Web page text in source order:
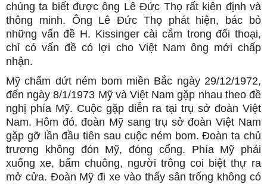
chúng ta biết được ông Lê Đức Thọ rất kiên định và
thông minh. Ông Lê Đức Thọ phát hiện, bác bỏ
những vấn đề H. Kissinger cài cắm trong đối thoại,
chỉ có vấn đề có lợi cho Việt Nam ông mới chấp
nhận.
Mỹ chấm dứt ném bom miền Bắc ngày 29/12/1972,
đến ngày 8/1/1973 Mỹ và Việt Nam gặp nhau theo đề
nghị phía Mỹ. Cuộc gặp diễn ra tại trụ sở đoàn Việt
Nam. Hôm đó, đoàn Mỹ sang trụ sở đoàn Việt Nam
gặp gỡ lần đầu tiên sau cuộc ném bom. Đoàn ta chủ
trương không đón Mỹ, đóng cổng. Phía Mỹ phải
xuống xe, bấm chuông, người trông coi biệt thự ra
mở cửa. Đoàn Mỹ đi xe vào thấy sân trống không có